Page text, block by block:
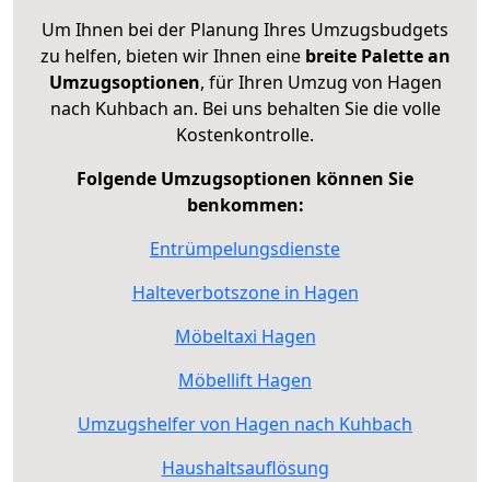
Um Ihnen bei der Planung Ihres Umzugsbudgets
zu helfen, bieten wir Ihnen eine breite Palette an
Umzugsoptionen, für Ihren Umzug von Hagen
nach Kuhbach an. Bei uns behalten Sie die volle
Kostenkontrolle.
Folgende Umzugsoptionen können Sie
benkommen:
Entrümpelungsdienste
Halteverbotszone in Hagen
Möbeltaxi Hagen
Möbellift Hagen
Umzugshelfer von Hagen nach Kuhbach
Haushaltsauflösung